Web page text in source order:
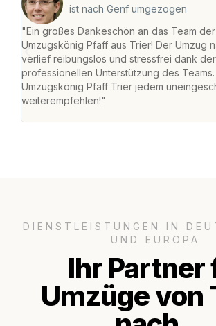
ist nach Genf umgezogen
"Ein großes Dankeschön an das Team der
Umzugskönig Pfaff aus Trier! Der Umzug
verlief reibungslos und stressfrei dank der
professionellen Unterstützung des Teams.
Umzugskönig Pfaff Trier jedem
weiterempfehlen!"
DIENSTLEISTUNGEN IN
UND EUROPA
Ihr Partner
Umzüge von